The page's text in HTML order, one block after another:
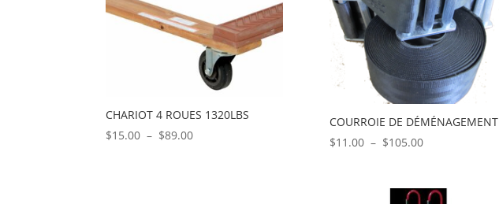
CHARIOT 4 ROUES 1320LBS
$15.00 – $89.00Plage
COURROIE DE DÉMÉNAGEMENT
$11.00 – $105.00Plage
$11.00